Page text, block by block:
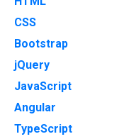
CSS
Bootstrap
jQuery
JavaScript
Angular
TypeScript